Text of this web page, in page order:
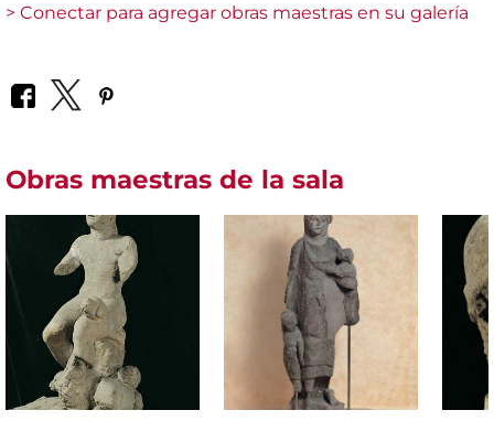
> Conectar para agregar obras maestras en su galería
Obras maestras de la sala